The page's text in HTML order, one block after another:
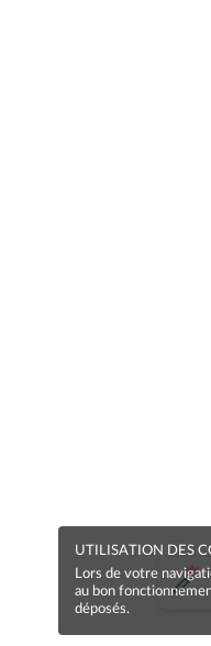
UTILISATION DES
Lors de votre
au bon
déposés.